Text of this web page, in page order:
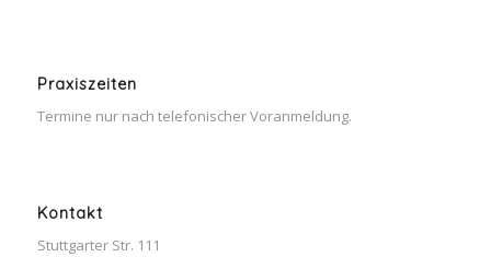
Praxiszeiten
Termine nur nach telefonischer Voranmeldung.
Kontakt
Stuttgarter Str. 111